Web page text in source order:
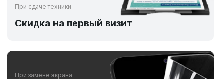
При сдаче техники
Скидка на первый визит
При замене экрана